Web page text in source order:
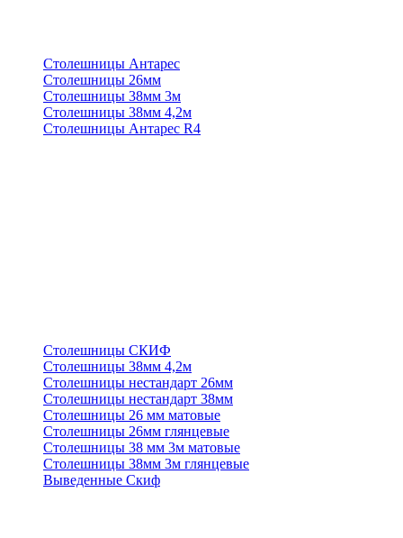
Столешницы Антарес
Столешницы 26мм
Столешницы 38мм 3м
Столешницы 38мм 4,2м
Столешницы Антарес R4
Столешницы СКИФ
Столешницы 38мм 4,2м
Столешницы нестандарт 26мм
Столешницы нестандарт 38мм
Столешницы 26 мм матовые
Столешницы 26мм глянцевые
Столешницы 38 мм 3м матовые
Столешницы 38мм 3м глянцевые
Выведенные Скиф